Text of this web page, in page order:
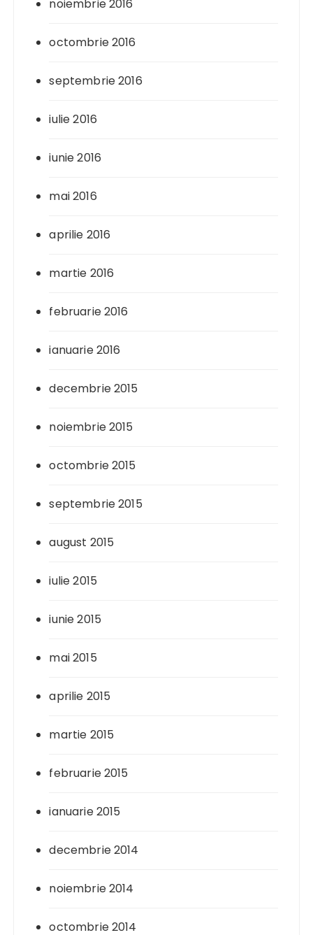
noiembrie 2016
octombrie 2016
septembrie 2016
iulie 2016
iunie 2016
mai 2016
aprilie 2016
martie 2016
februarie 2016
ianuarie 2016
decembrie 2015
noiembrie 2015
octombrie 2015
septembrie 2015
august 2015
iulie 2015
iunie 2015
mai 2015
aprilie 2015
martie 2015
februarie 2015
ianuarie 2015
decembrie 2014
noiembrie 2014
octombrie 2014